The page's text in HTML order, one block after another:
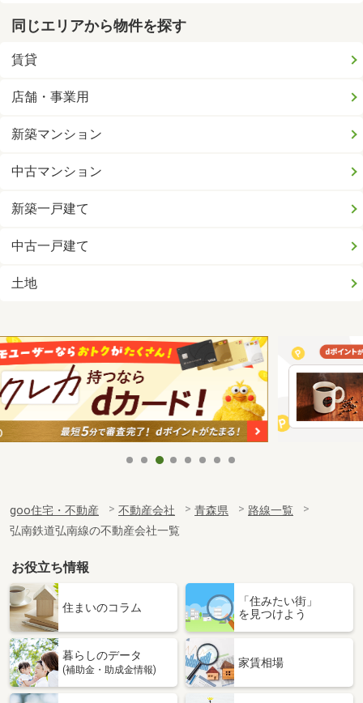
同じエリアから物件を探す
賃貸
店舗・事業用
新築マンション
中古マンション
新築一戸建て
中古一戸建て
土地
goo住宅・不動産 不動産会社 青森県
路線一覧
弘南鉄道弘南線の不動産会社一覧
お役立ち情報
住まいのコラム
「住みたい街」
を見つけよう
暮らしのデータ
(補助金・助成金情報)
家賃相場